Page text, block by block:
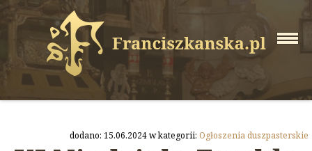
dodano: 15.06.2024 w kategorii: Ogłoszenia duszpasterskie